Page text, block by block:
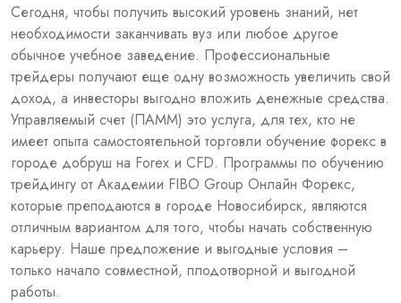
Сегодня, чтобы получить высокий уровень знаний, нет
необходимости заканчивать вуз или любое другое
обычное учебное заведение. Профессиональные
трейдеры получают еще одну возможность увеличить свой
доход, а инвесторы выгодно вложить денежные средства.
Управляемый счет (ПАММ) это услуга, для тех, кто не
имеет опыта самостоятельной торговли обучение форекс в
городе добруш на Forex и CFD. Программы по обучению
трейдингу от Академии FIBO Group Онлайн Форекс,
которые преподаются в городе Новосибирск, являются
отличным вариантом для того, чтобы начать собственную
карьеру. Наше предложение и выгодные условия –
только начало совместной, плодотворной и выгодной
работы.